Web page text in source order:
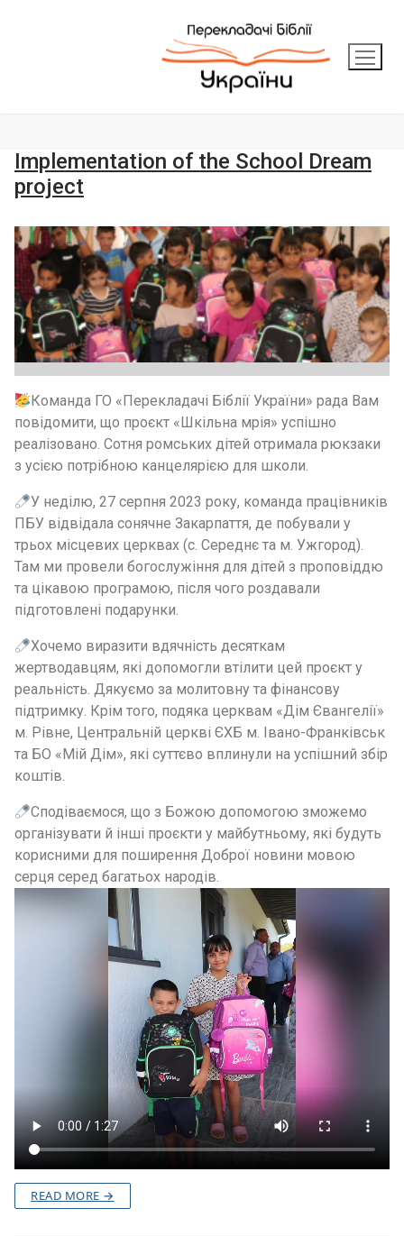
Implementation of the School Dream
project
Команда ГО «Перекладачі Біблії України» рада Вам
повідомити, що проєкт «Шкільна мрія» успішно
реалізовано. Сотня ромських дітей отримала рюкзаки
з усією потрібною канцелярією для школи.
У неділю, 27 серпня 2023 року, команда працівників
ПБУ відвідала сонячне Закарпаття, де побували у
трьох місцевих церквах (с. Середнє та м. Ужгород).
Там ми провели богослужіння для дітей з проповіддю
та цікавою програмою, після чого роздавали
підготовлені подарунки.
Хочемо виразити вдячність десяткам
жертводавцям, які допомогли втілити цей проєкт у
реальність. Дякуємо за молитовну та фінансову
підтримку. Крім того, подяка церквам «Дім Євангелії»
м. Рівне, Центральній церкві ЄХБ м. Івано-Франківськ
та БО «Мій Дім», які суттєво вплинули на успішний збір
коштів.
Сподіваємося, що з Божою допомогою зможемо
організувати й інші проєкти у майбутньому, які будуть
корисними для поширення Доброї новини мовою
серця серед багатьох народів.
READ MORE →